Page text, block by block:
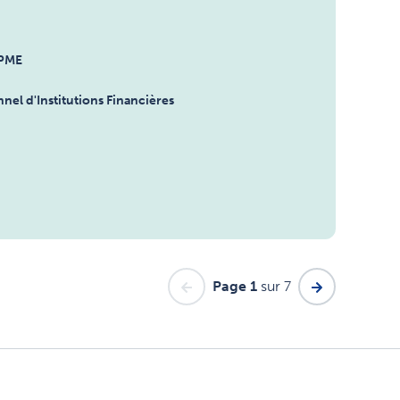
d'Institutions Financières
Page 1 sur 7